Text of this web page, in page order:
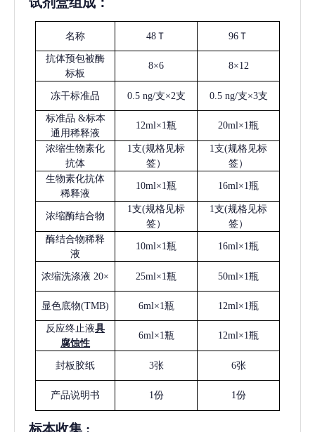
名称 48Ｔ 96Ｔ
抗体预包被酶
标板
8×6 8×12
冻干标准品 0.5 ng/支×2支 0.5 ng/支×3支
标准品 &标本
通用稀释液
12ml×1瓶 20ml×1瓶
浓缩生物素化
抗体
1支(规格见标
签）
1支(规格见标
签）
生物素化抗体
稀释液
10ml×1瓶 16ml×1瓶
浓缩酶结合物
1支(规格见标
签）
1支(规格见标
签）
酶结合物稀释
液
10ml×1瓶 16ml×1瓶
浓缩洗涤液 20× 25ml×1瓶 50ml×1瓶
显色底物(TMB) 6ml×1瓶 12ml×1瓶
反应终止液具
腐蚀性
6ml×1瓶 12ml×1瓶
封板胶纸 3张 6张
产品说明书 1份 1份
标本收集 :